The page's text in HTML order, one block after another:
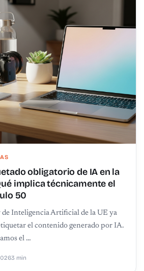
obligatorio de IA en la
implica técnicamente el
50
de Inteligencia Artificial de la UE ya
el contenido generado por IA.
el …
3 min